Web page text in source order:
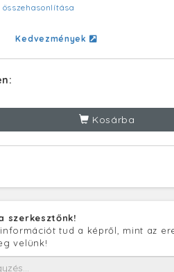
összehasonlítása
Kedvezmények
Kosárba
szerkesztőnk!
tud a képről, mint az
velünk!